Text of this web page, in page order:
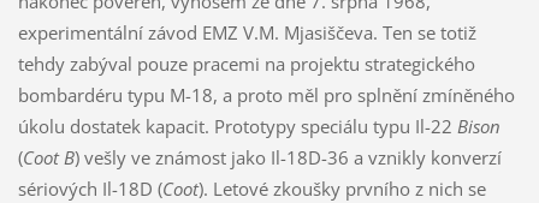
experimentální závod EMZ V.M. Mjasiščeva. Ten se totiž
tehdy zabýval pouze pracemi na projektu strategického
bombardéru typu M-18, a proto měl pro splnění zmíněného
úkolu dostatek kapacit. Prototypy speciálu typu Il-22 Bison
(Coot B) vešly ve známost jako Il-18D-36 a vznikly konverzí
sériových Il-18D (Coot). Letové zkoušky prvního z nich se